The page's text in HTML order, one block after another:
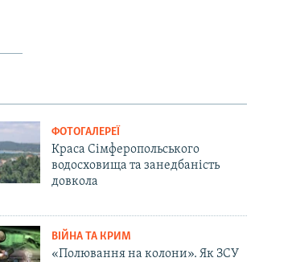
ФОТОГАЛЕРЕЇ
Краса Сімферопольського
водосховища та занедбаність
довкола
ВІЙНА ТА КРИМ
«Полювання на колони». Як ЗСУ